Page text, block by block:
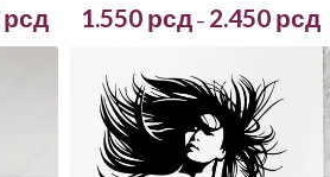
рсд 1.550 рсд – 2.450 рсд